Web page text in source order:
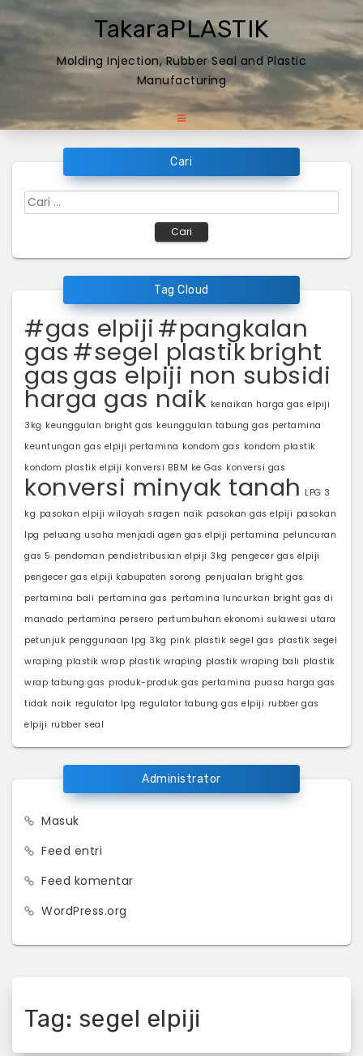
Skip
to
content
TakaraPLASTIK
Molding Injection, Rubber Seal and Plastic
Manufacturing
Cari
Cari
untuk:
Tag Cloud
#gas elpiji#pangkalan
gas#segel plastikbright
gasgas elpiji non subsidi
harga gas naik kenaikan harga gas elpiji
3kg keunggulan bright gas keunggulan tabung gas pertamina
keuntungan gas elpiji pertamina kondom gas kondom plastik
kondom plastik elpiji konversi BBM ke Gas konversi gas
konversi minyak tanah LPG 3
kg pasokan elpiji wilayah sragen naik pasokan gas elpiji pasokan
lpg peluang usaha menjadi agen gas elpiji pertamina peluncuran
gas 5 pendoman pendistribusian elpiji 3kg pengecer gas elpiji
pengecer gas elpiji kabupaten sorong penjualan bright gas
pertamina bali pertamina gas pertamina luncurkan bright gas di
manado pertamina persero pertumbuhan ekonomi sulawesi utara
petunjuk penggunaan lpg 3kg pink plastik segel gas plastik segel
wraping plastik wrap plastik wraping plastik wraping bali plastik
wrap tabung gas produk-produk gas pertamina puasa harga gas
tidak naik regulator lpg regulator tabung gas elpiji rubber gas
elpiji rubber seal
Administrator
Masuk
Feed entri
Feed komentar
WordPress.org
Tag: segel elpiji